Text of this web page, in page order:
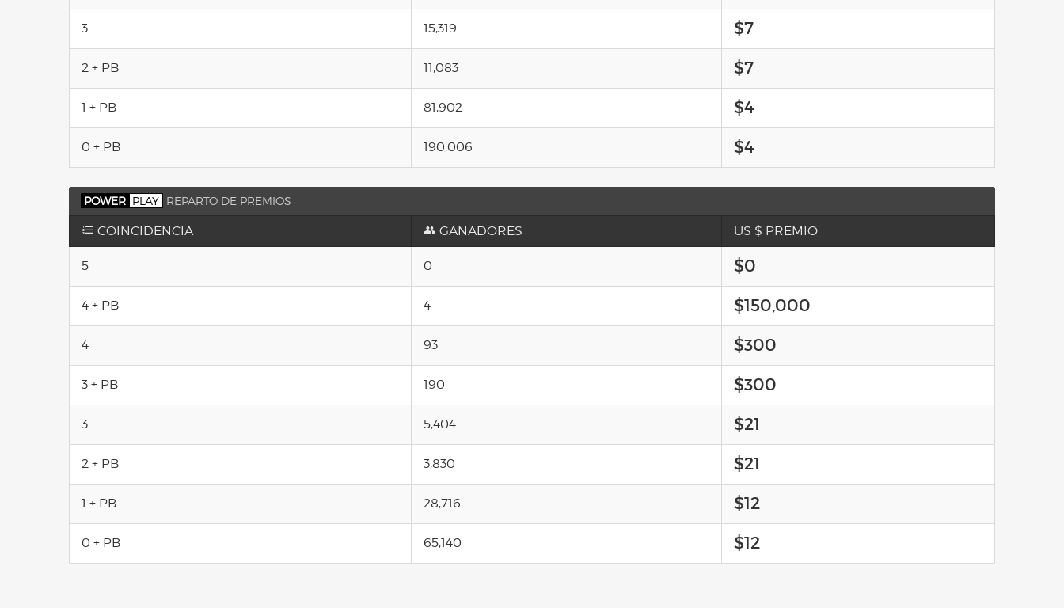
3 15,319 $7
2 + PB 11,083 $7
1 + PB 81,902 $4
0 + PB 190,006 $4
POWER PLAY REPARTO DE PREMIOS
COINCIDENCIA GANADORES US $ PREMIO
5 0 $0
4 + PB 4 $150,000
4 93 $300
3 + PB 190 $300
3 5,404 $21
2 + PB 3,830 $21
1 + PB 28,716 $12
0 + PB 65,140 $12